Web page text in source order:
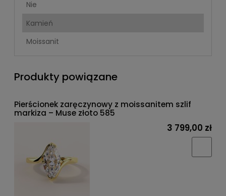
Nie
Kamień
Moissanit
Produkty powiązane
Pierścionek zaręczynowy z moissanitem szlif
markiza – Muse złoto 585
3 799,00 zł